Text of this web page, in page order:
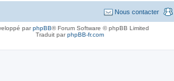
Nous contacter
parphpBB® Forum Software © phpBB Limited
Traduit parphpBB-fr.com